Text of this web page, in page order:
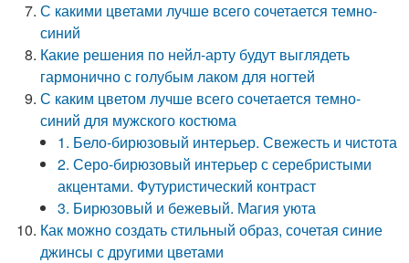
С какими цветами лучше всего сочетается темно-
синий
Какие решения по нейл-арту будут выглядеть
гармонично с голубым лаком для ногтей
С каким цветом лучше всего сочетается темно-
синий для мужского костюма
1. Бело-бирюзовый интерьер. Свежесть и чистота
2. Серо-бирюзовый интерьер с серебристыми
акцентами. Футуристический контраст
3. Бирюзовый и бежевый. Магия уюта
Как можно создать стильный образ, сочетая синие
джинсы с другими цветами